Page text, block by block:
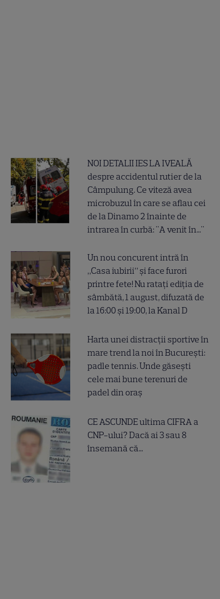
NOI DETALII IES LA IVEALĂ
despre accidentul rutier de la
Câmpulung. Ce viteză avea
microbuzul în care se aflau cei
de la Dinamo 2 înainte de
intrarea în curbă: "A venit în..."
Un nou concurent intră în
„Casa iubirii” și face furori
printre fete! Nu ratați ediția de
sâmbătă, 1 august, difuzată de
la 16:00 și 19:00, la Kanal D
Harta unei distracții sportive în
mare trend la noi în București:
padle tennis. Unde găsești
cele mai bune terenuri de
padel din oraș
CE ASCUNDE ultima CIFRA a
CNP-ului? Dacă ai 3 sau 8
însemană că...